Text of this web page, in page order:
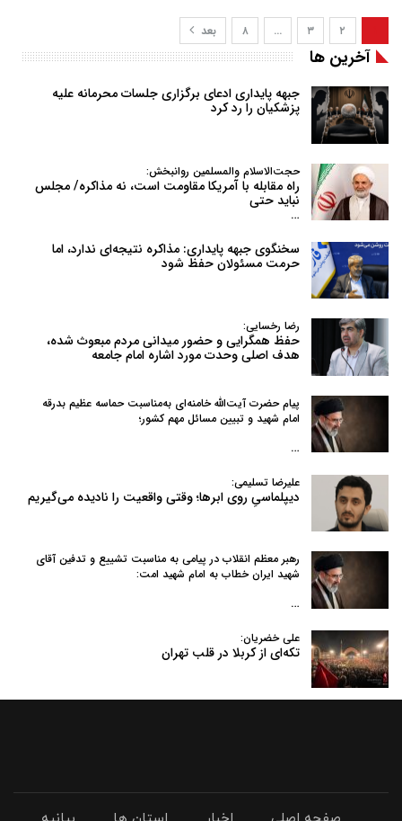
۲ ۳ … ۸ بعد
آخرین ها
جبهه پایداری ادعای برگزاری جلسات محرمانه علیه
پزشکیان را رد کرد
حجت‌الاسلام والمسلمین روانبخش:
راه مقابله با آمریکا مقاومت است، نه مذاکره/ مجلس
نباید حتی
…
سخنگوی جبهه پایداری: مذاکره نتیجه‌ای ندارد، اما
حرمت مسئولان حفظ شود
رضا رخسایی:
حفظ همگرایی و حضور میدانی مردم مبعوث شده،
هدف اصلی وحدت مورد اشاره امام جامعه
پیام حضرت آیت‌الله خامنه‌ای به‌مناسبت حماسه عظیم بدرقه
امام شهید و تبیین مسائل مهم کشور؛
…
علیرضا تسلیمی:
دیپلماسیِ روی ابرها؛ وقتی واقعیت را نادیده می‌گیریم
رهبر معظم انقلاب در پیامی به‌ مناسبت تشییع و تدفین آقای
شهید ایران خطاب به امام شهید امت:
…
علی خضریان:
تکه‌ای از کربلا در قلب تهران